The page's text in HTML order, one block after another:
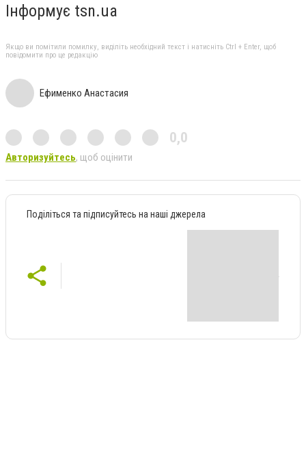
Інформує tsn.ua
Якщо ви помітили помилку, виділіть необхідний текст і натисніть Ctrl + Enter, щоб
повідомити про це редакцію
Ефименко Анастасия
0,0
Авторизуйтесь, щоб оцінити
Поділіться та підписуйтесь на наші джерела